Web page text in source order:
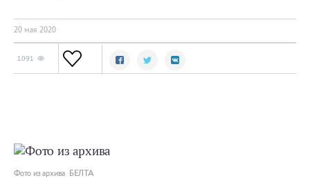
20 мая 2020
1091
Фото из архива БЕЛТА